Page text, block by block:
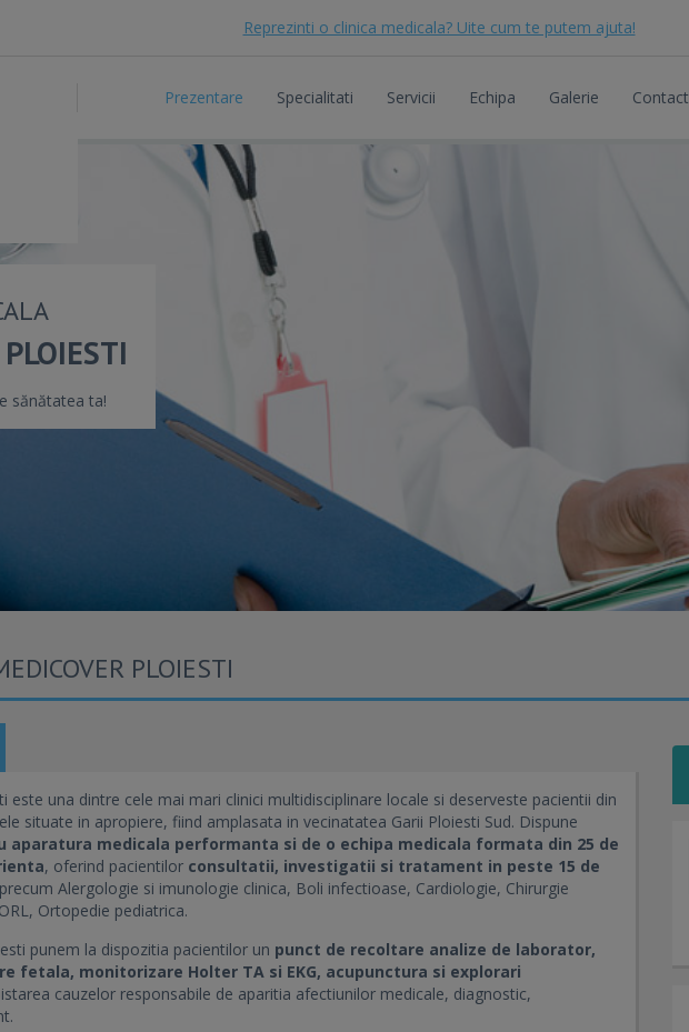
Reprezinti o clinica medicala? Uite cum te putem ajuta!
Prezentare Specialitati Servicii Echipa Galerie Contact
sănătatea ta!
PLOIESTI
este una dintre cele mai mari clinici multidisciplinare locale si deserveste pacientii din
situate in apropiere, fiind amplasata in vecinatatea Garii Ploiesti Sud. Dispune
aparatura medicala performanta si de o echipa medicala formata din 25 de
, oferind pacientilor consultatii, investigatii si tratament in peste 15 de
precum Alergologie si imunologie clinica, Boli infectioase, Cardiologie, Chirurgie
Ortopedie pediatrica.
punem la dispozitia pacientilor un punct de recoltare analize de laborator,
fetala, monitorizare Holter TA si EKG, acupunctura si explorari
cauzelor responsabile de aparitia afectiunilor medicale, diagnostic,